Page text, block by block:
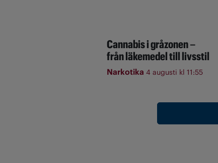
Cannabis i gråzonen –
från läkemedel till livsstil
Narkotika 4 augusti kl 11:55